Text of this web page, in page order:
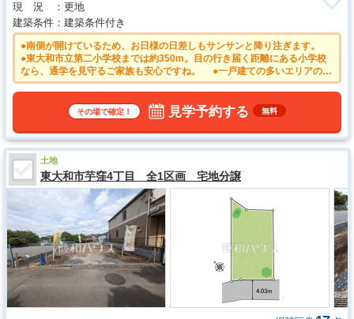
現 況
更地
建築条件
建築条件付き
●南側が開けているため、お日様の日差しもサンサンと降り注ぎます。
●東大和市立第二小学校までは約350m。目の行き届く距離にある小学校
なら、通学を見守るご家族も安心ですね。 ●一戸建ての多いエリアのた
め、静かで落ち着いた雰囲気の街並みです。 ●思い描いていた理想の家
ずはお気軽にお問合せ下さいませ。
その場で確定！ 見学予約する 無料
土地
東大和市芋窪4丁目 全1区画 宅地分譲